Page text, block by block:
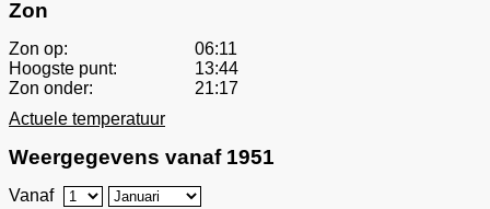
Zon
Zon op:
06:11
Hoogste punt:
13:44
Zon onder:
21:17
Actuele temperatuur
Weergegevens vanaf 1951
Vanaf